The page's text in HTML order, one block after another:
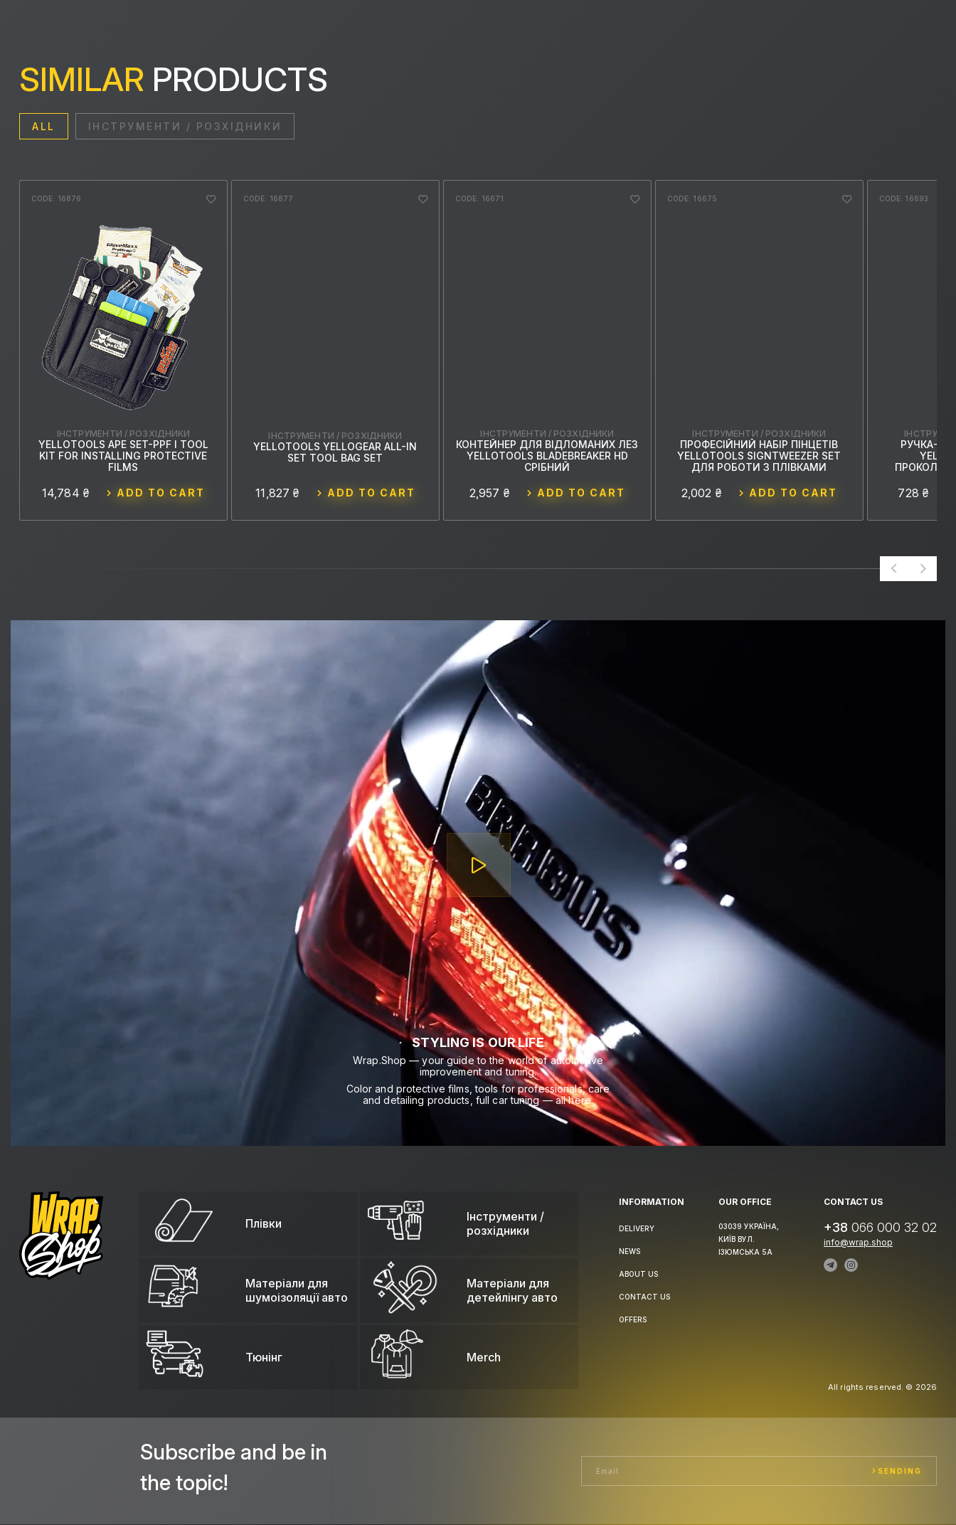
SIMILAR PRODUCTS
ALL ІНСТРУМЕНТИ / РОЗХІДНИКИ
CODE: 16876
ІНСТРУМЕНТИ / РОЗХІДНИКИ
YELLOTOOLS APE SET-PPF I TOOL
KIT FOR INSTALLING PROTECTIVE
FILMS
14,784 ₴ ADD TO CART
CODE: 16877
ІНСТРУМЕНТИ / РОЗХІДНИКИ
YELLOTOOLS YELLOGEAR ALL-IN
SET TOOL BAG SET
11,827 ₴ ADD TO CART
CODE: 16671
ІНСТРУМЕНТИ / РОЗХІДНИКИ
КОНТЕЙНЕР ДЛЯ ВІДЛОМАНИХ ЛЕЗ
YELLOTOOLS BLADEBREAKER HD
СРІБНИЙ
2,957 ₴ ADD TO CART
CODE: 16675
ІНСТРУМЕНТИ / РОЗХІДНИКИ
ПРОФЕСІЙНИЙ НАБІР ПІНЦЕТІВ
YELLOTOOLS SIGNTWEEZER SET
ДЛЯ РОБОТИ З ПЛІВКАМИ
2,002 ₴ ADD TO CART
CODE: 16693
РУЧКА-
728 ₴
STYLING IS OUR LIFE
Wrap.Shop — your guide to the world of automotive
improvement and tuning.
Color and protective films, tools for professionals, care
and detailing products, full car tuning — all here.
Плівки
Інструменти /
розхідники
Матеріали для
шумоізоляції авто
Матеріали для
детейлінгу авто
Тюнінг Merch
INFORMATION
DELIVERY
NEWS
ABOUT US
CONTACT US
OFFERS
OUR OFFICE
03039 УКРАЇНА,
КИЇВ ВУЛ.
ІЗЮМСЬКА 5А
CONTACT US
+38 066 000 32 02
info@wrap.shop
All rights reserved. © 2026
Subscribe and be in
the topic!
SENDING